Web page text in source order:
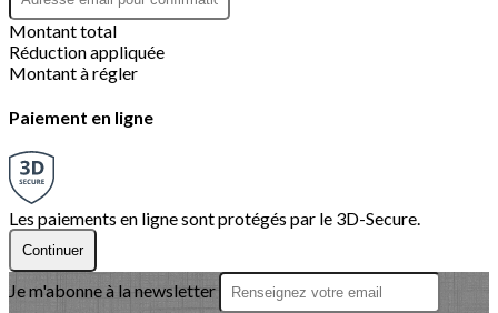
Montant total
Réduction appliquée
Montant à régler
Paiement en ligne
Les paiements en ligne sont protégés par le 3D-Secure.
Continuer
Je m'abonne à la newsletter